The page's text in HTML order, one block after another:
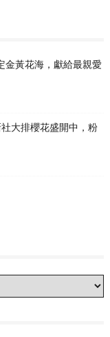
金黃花海，獻給最親愛
大排櫻花盛開中，粉